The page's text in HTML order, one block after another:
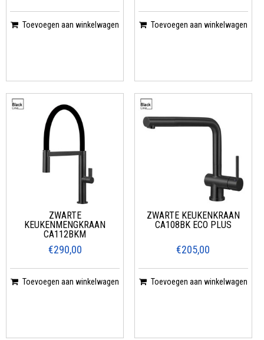
Toevoegen aan winkelwagen Toevoegen aan winkelwagen
ZWARTE
KEUKENMENGKRAAN
CA112BKM
€290,00
Toevoegen aan winkelwagen
ZWARTE KEUKENKRAAN
CA108BK ECO PLUS
€205,00
Toevoegen aan winkelwagen